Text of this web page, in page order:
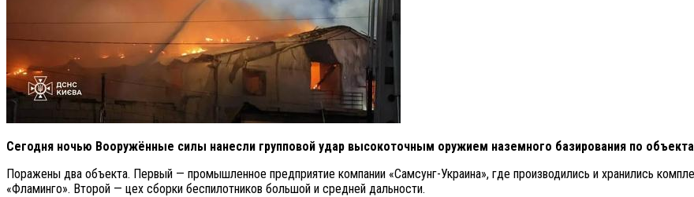
Сегодня ночью Вооружённые силы нанесли групповой удар высокоточным оружием наземного базирования по
Поражены два объекта. Первый — промышленное предприятие компании «Самсунг-Украина», где производились и хранились
«Фламинго». Второй — цех сборки беспилотников большой и средней дальности.